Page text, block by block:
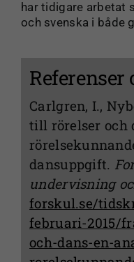
har tidigare arbetat
och svenska i både
Referenser
Carlgren, I.,
till rörelser och
dansuppgift.
undervisning
forskul.se/
februari-2015/
och-dans-en-